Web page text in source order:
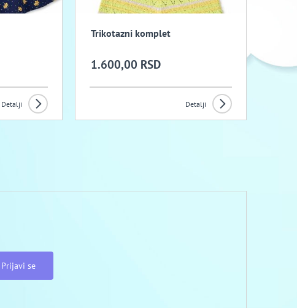
Detalji
Trikotazni komplet
1.600,00 RSD
Detalji
Prijavi se